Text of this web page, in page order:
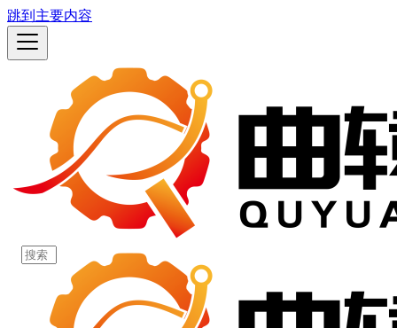
跳到主要内容